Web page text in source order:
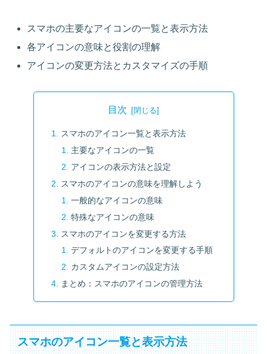
スマホの主要なアイコンの一覧と表示方法
各アイコンの意味と役割の理解
アイコンの変更方法とカスタマイズの手順
目次
スマホのアイコン一覧と表示方法
主要なアイコンの一覧
アイコンの表示方法と設定
スマホのアイコンの意味を理解しよう
一般的なアイコンの意味
特殊なアイコンの意味
スマホのアイコンを変更する方法
デフォルトのアイコンを変更する手順
カスタムアイコンの設定方法
まとめ：スマホのアイコンの管理方法
スマホのアイコン一覧と表示方法